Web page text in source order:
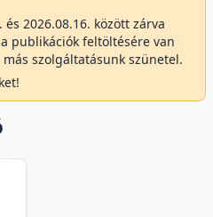
2026.08.16. között zárva
publikációk feltöltésére van
szolgáltatásunk szünetel.